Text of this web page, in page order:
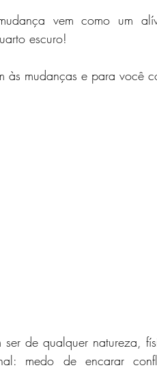
Lucia Albuquerque
vem como um
escuro!
às mudanças e para você
ser de qualquer natureza,
medo de encarar